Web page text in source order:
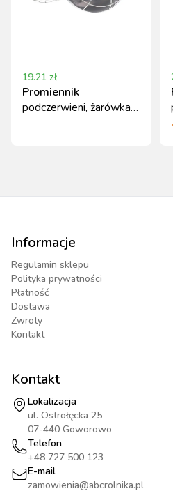
19.21 zł
Promiennik
podczerwieni, żarówka
Informacje
Regulamin sklepu
Polityka prywatności
Płatność
Dostawa
Zwroty
Kontakt
Kontakt
Lokalizacja
ul. Ostrołęcka 25
07-440 Goworowo
Telefon
+48 727 500 123
E-mail
zamowienia@abcrolnika.pl